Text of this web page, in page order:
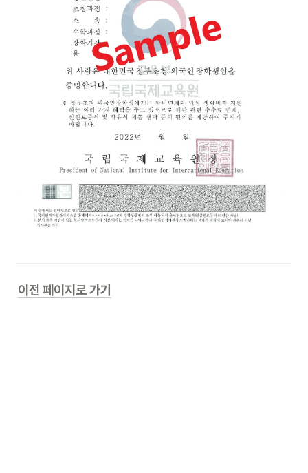
이전 페이지로 가기